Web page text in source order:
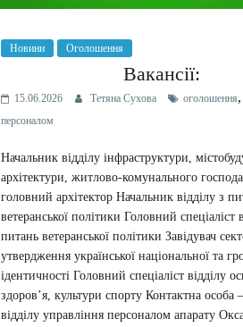
Новини Оголошення
Вакансії:
15.06.2026 Тетяна Сухова оголошення,
персоналом
Начальник відділу інфраструктури,
архітектури, житлово-комунального
головний архітектор Начальник відділу з
ветеранської політики Головний спеціаліст
питань ветеранської політики Завідувач
утвердження української національної та
ідентичності Головний спеціаліст відділу
здоров’я, культури спорту Контактна особа
відділу управління персоналом апарату